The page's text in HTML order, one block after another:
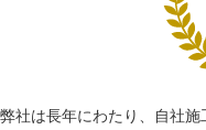
弊社は長年にわたり、自社